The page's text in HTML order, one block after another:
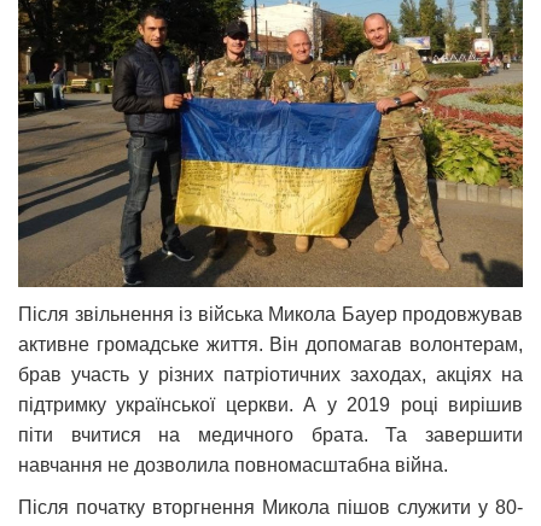
Після звільнення із війська Микола Бауер продовжував
активне громадське життя. Він допомагав волонтерам,
брав участь у різних патріотичних заходах, акціях на
підтримку української церкви. А у 2019 році вирішив
піти вчитися на медичного брата. Та завершити
навчання не дозволила повномасштабна війна.
Після початку вторгнення Микола пішов служити у 80-